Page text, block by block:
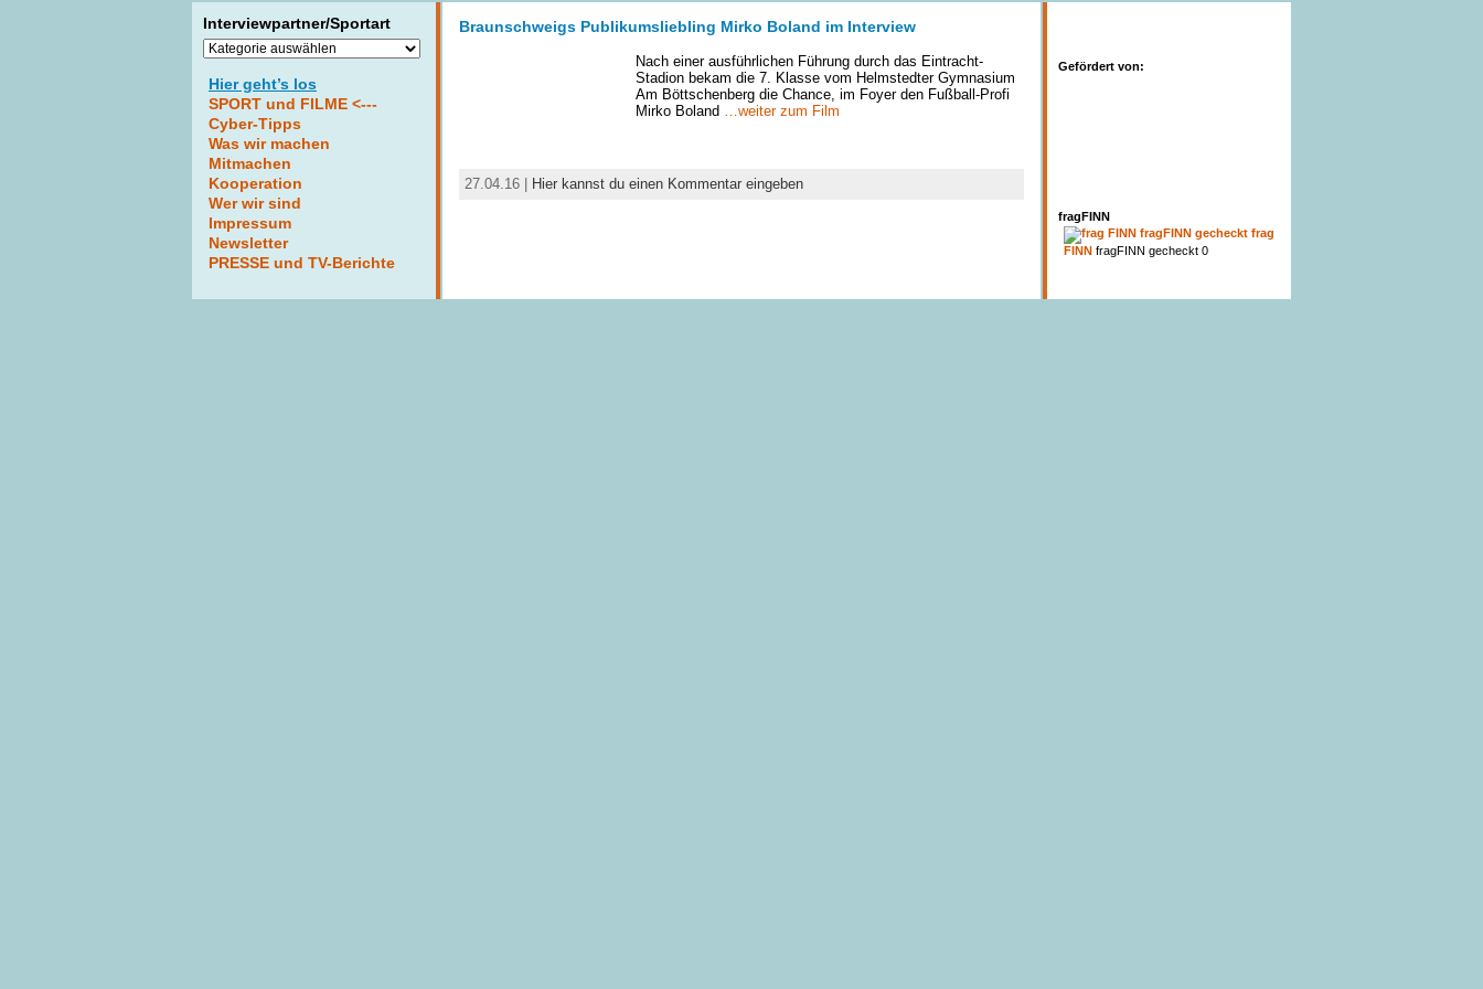
Interviewpartner/Sportart
Interviewpartner/Sportart
Hier geht’s los
SPORT und FILME <---
Cyber-Tipps
Was wir machen
Mitmachen
Kooperation
Wer wir sind
Impressum
Newsletter
PRESSE und TV-Berichte
Braunschweigs Publikumsliebling Mirko Boland im Interview
Nach einer ausführlichen Führung durch das Eintracht-
Stadion bekam die 7. Klasse vom Helmstedter Gymnasium
Am Böttschenberg die Chance, im Foyer den Fußball-Profi
Mirko Boland
…weiter zum Film
27.04.16 | Hier kannst du einen Kommentar eingeben
Gefördert von:
fragFINN
frag
FINN fragFINN gecheckt 0